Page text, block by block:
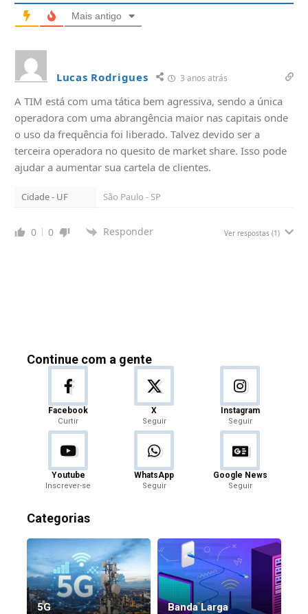
Mais antigo
Lucas Rodrigues 3 anos atrás
A TIM está com uma tática bem agressiva, sendo a única
operadora com uma abrangência maior nas capitais onde
o uso da frequência foi liberado. Talvez devido ser a
terceira operadora no quesito de market share. Isso pode
ajudar a aumentar sua cartela de clientes.
Cidade - UF São Paulo - SP
0 0 Responder Ver respostas (1)
Continue com a gente
Facebook
Curtir
X
Seguir
Instagram
Seguir
Youtube
Inscrever-se
WhatsApp
Seguir
Google News
Seguir
Categorias
5G Banda Larga